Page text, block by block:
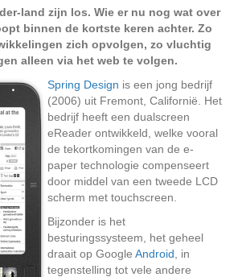
land zijn los. Wie er nu nog wat over
binnen de kortste keren achter. Zo
zich opvolgen, zo vluchtig
alleen via het web te volgen.
Spring Design is een jong bedrijf
(2006) uit Fremont, Californië. Het
bedrijf heeft een dualscreen
eReader ontwikkeld, welke vooral
de tekortkomingen van de e-
paper technologie compenseert
door middel van een tweede LCD
scherm met touchscreen.
Bijzonder is het
besturingssysteem, het geheel
draait op Google Android , in
tegenstelling tot vele andere